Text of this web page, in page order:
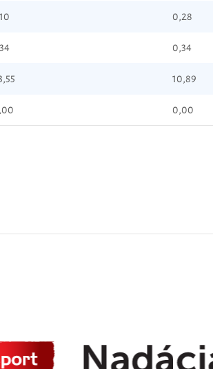
0,28
0,34
10,89
0,00